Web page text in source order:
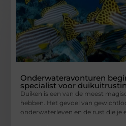
Onderwateravonturen
specialist voor
Duiken is een van de meest
hebben. Het gevoel van
onderwaterleven en de rust die je